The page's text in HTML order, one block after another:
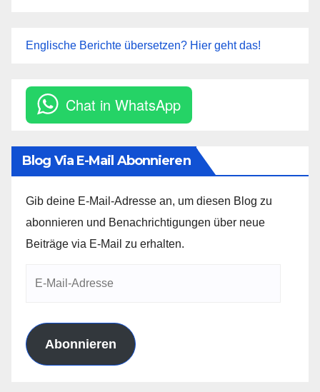
Englische Berichte übersetzen? Hier geht das!
Chat in WhatsApp
Blog Via E-Mail Abonnieren
Gib deine E-Mail-Adresse an, um diesen Blog zu
abonnieren und Benachrichtigungen über neue
Beiträge via E-Mail zu erhalten.
Abonnieren